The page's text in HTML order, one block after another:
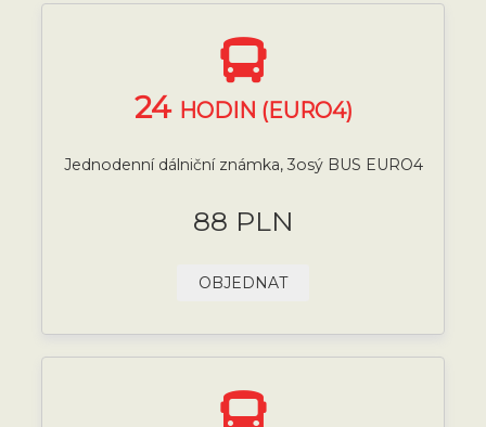
24 HODIN (EURO4)
Jednodenní dálniční známka, 3osý BUS EURO4
88 PLN
OBJEDNAT